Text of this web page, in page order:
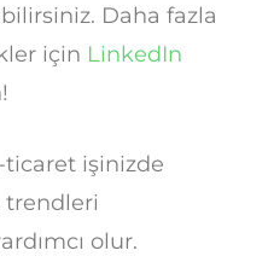
Daha fazla
için LinkedIn
ticaret işinizde
trendleri
olur.